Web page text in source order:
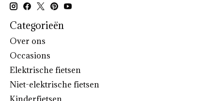
Categorieën
Over ons
Occasions
Elektrische fietsen
Niet-elektrische fietsen